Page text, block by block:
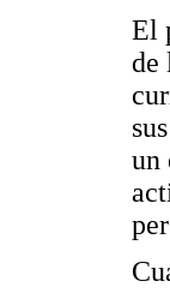
El
de
un